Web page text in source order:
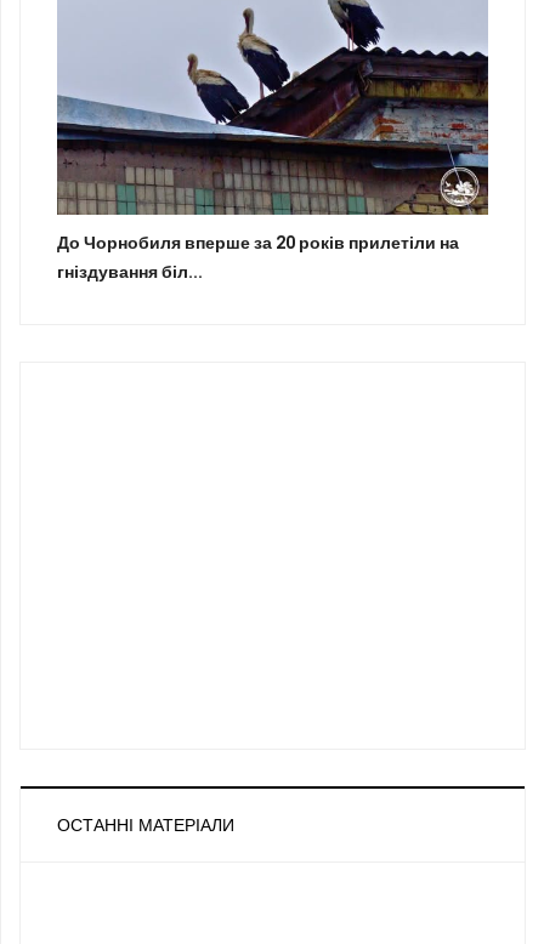
До Чорнобиля вперше за 20 років прилетіли на
гніздування біл...
ОСТАННІ МАТЕРІАЛИ